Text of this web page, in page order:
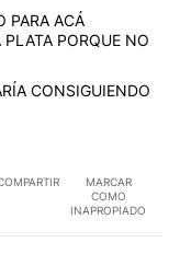
PARA ACÁ
PORQUE NO
CONSIGUIENDO
MARCAR
COMO
INAPROPIADO